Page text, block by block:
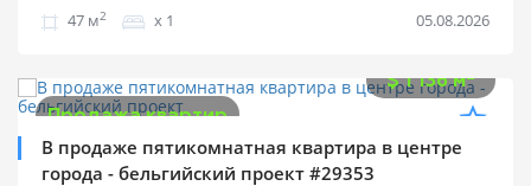
47 м2 х 1 05.08.2026
$1 136 м2
Продажа квартир
В продаже пятикомнатная квартира в центре
города - бельгийский проект #29353